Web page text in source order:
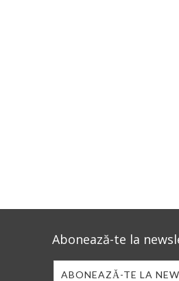
Abonează-te la
ABONEAZĂ-TE LA